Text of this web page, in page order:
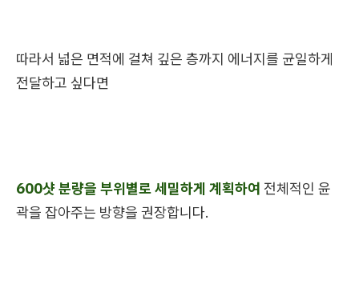
따라서 넓은 면적에 걸쳐 깊은 층까지 에너지를 균일하게
전달하고 싶다면
600샷 분량을 부위별로 세밀하게 계획하여 전체적인 윤
곽을 잡아주는 방향을 권장합니다.